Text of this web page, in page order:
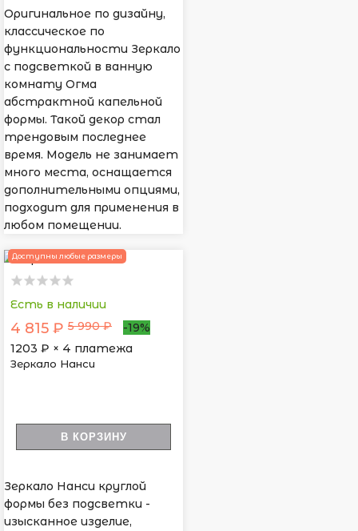
Оригинальное по дизайну,
классическое по
функциональности Зеркало
с подсветкой в ванную
комнату Огма
абстрактной капельной
формы. Такой декор стал
трендовым последнее
время. Модель не занимает
много места, оснащается
дополнительными опциями,
подходит для применения в
любом помещении.
Доступны любые размеры
Есть в наличии
4 815 ₽ 5 990 ₽
-19%
1203 ₽ × 4 платежа
Зеркало Нанси
В КОРЗИНУ
Зеркало Нанси круглой
формы без подсветки -
изысканное изделие,